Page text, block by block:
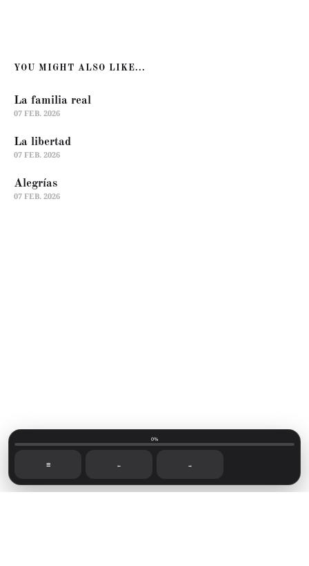
☰ ←
0%
→
YOU MIGHT ALSO LIKE...
La familia real
07 FEB. 2026
La libertad
07 FEB. 2026
Alegrías
07 FEB. 2026